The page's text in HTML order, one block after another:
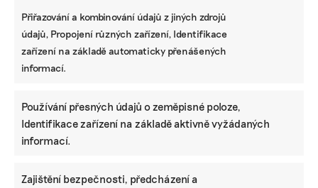
Přiřazování a kombinování údajů z jiných zdrojů
údajů, Propojení různých zařízení, Identifikace
zařízení na základě automaticky přenášených
informací.
Používání přesných údajů o zeměpisné poloze,
Identifikace zařízení na základě aktivně vyžádaných
informací.
Zajištění bezpečnosti, předcházení a